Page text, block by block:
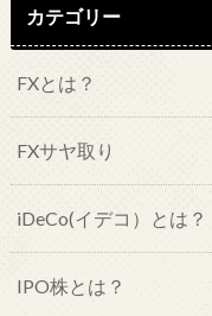
カテゴリー
FXとは？
FXサヤ取り
iDeCo(イデコ）とは？
IPO株とは？